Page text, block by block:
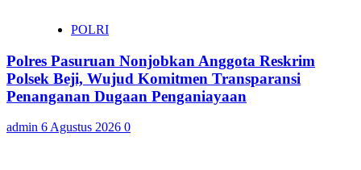
POLRI
Polres Pasuruan Nonjobkan Anggota Reskrim
Polsek Beji, Wujud Komitmen Transparansi
Penanganan Dugaan Penganiayaan
admin 6 Agustus 2026 0